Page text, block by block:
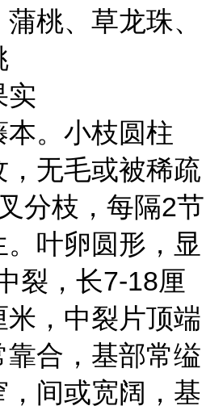
桃、草龙珠、
实
。小枝圆柱
无毛或被稀疏
分枝，每隔2节
叶卵圆形，显
裂，长7-18厘
，中裂片顶端
合，基部常缢
间或宽阔，基